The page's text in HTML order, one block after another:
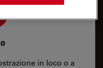
in loco o a